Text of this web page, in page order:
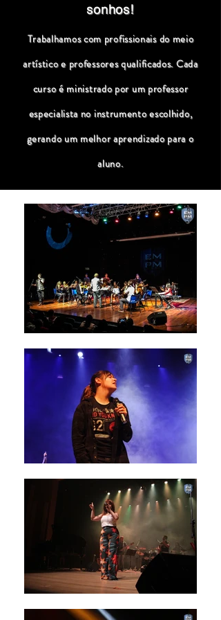
sonhos!
Trabalhamos com profissionais do meio
artístico e professores qualificados. Cada
curso é ministrado por um professor
especialista no instrumento escolhido,
gerando um melhor aprendizado para o
aluno.